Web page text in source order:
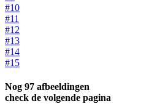
#10
#11
#12
#13
#14
#15
Nog 97 afbeeldingen
check de volgende pagina